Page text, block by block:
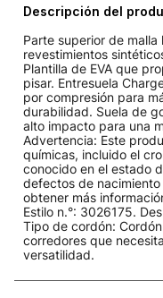
Descripción del
Parte superior de
revestimientos
Plantilla de EVA que
pisar. Entresuela
por compresión para
durabilidad. Suela de
alto impacto para una
Advertencia: Este
químicas, incluido el
conocido en el estado
defectos de
obtener más
Estilo n.°: 3026175.
Tipo de cordón:
corredores que
versatilidad.